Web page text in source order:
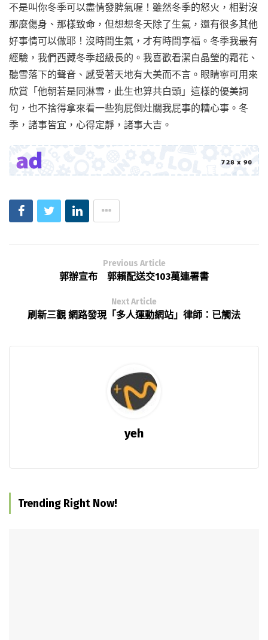
不是叫你冬季可以盡情發脾氣喔！雖然冬季的怒火，相對沒
那麼傷身、那樣致命，但想想冬天除了生氣，還有很多其他
好事情可以做耶！沒時間生氣，才有時間享福。冬季我最有
經驗，我們西藏冬季超級長的。我喜歡看潔白晶瑩的霜花、
聽雪落下的聲音、感受著天地有大美而不言。眼睛寧可用來
欣賞「他朝若是同淋雪，此生也算共白頭」這樣的優美詞
句，也不捨得拿來看一些狗屁倒灶關我屁事的糟心事。冬
季，諸事皆宜，心得定靜，諸事大吉。
Previous Article
郭辦宣布 郭賴配送交103萬連署書
Next Article
刷新三觀 網路發現「多人運動網站」律師：已觸法
yeh
Trending Right Now!